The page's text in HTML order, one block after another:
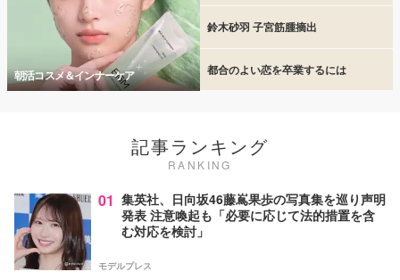
朝活コスメ＆インナーケア
鈴木砂羽 子宮筋腫摘出
都合のよい恋を卒業するには
記事ランキング
RANKING
01 集英社、日向坂46藤嶌果歩の写真集を巡り声明
発表 注意喚起も「必要に応じて法的措置を含
む対応を検討」
モデルプレス